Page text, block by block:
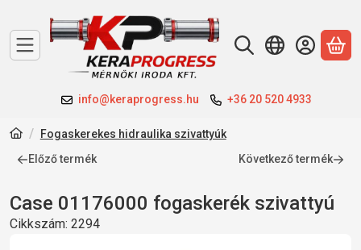
info@keraprogress.hu +36 20 520 4933
A
Fogaskerekes hidraulika szivattyúk
Előző termék
Következő termék
Case 01176000 fogaskerék szivattyú
Cikkszám: 2294